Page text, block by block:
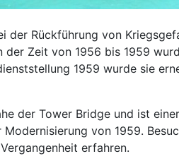
der Rückführung von
Zeit von 1956 bis 1959
1959 wurde sie
der Tower Bridge und ist
von 1959.
erfahren.